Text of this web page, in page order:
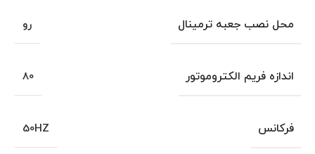
محل نصب جعبه ترمینال رو
اندازه فریم الکتروموتور 80
فرکانس 50HZ